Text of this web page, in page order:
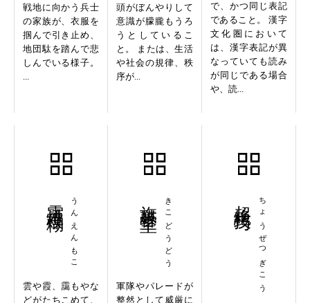
戦地に向かう兵士
の家族が、衣服を
掴んで引き止め、
地団駄を踏んで悲
しんでいる様子。
...
頭がぼんやりして
意識が朦朧もうろ
うとしているこ
と。 または、生活
や社会の規律、秩
序が...
で、かつ同じ表記
であること。 漢字
文化圏において
は、漢字表記が異
なっていても読み
が同じである場合
や、読...
うんえんもこ
雲や霞、靄もやな
どがたちこめて、
きこどうどう
軍隊やパレードが
整然として威厳に
ちょうぜつぎこう